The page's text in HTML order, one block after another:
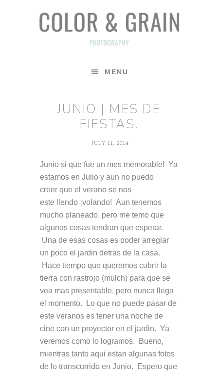
MENU
JUNIO | MES DE
FIESTAS!
JULY 11, 2014
Junio si que fue un mes memorable! Ya
estamos en Julio y aun no puedo
creer que el verano se nos
este llendo ¡volando! Aun tenemos
mucho planeado, pero me temo que
algunas cosas tendran que esperar.
Una de esas cosas es poder arreglar
un poco el jardin detras de la casa.
Hace tiempo que queremos cubrir la
tierra con rastrojo (mulch) para que se
vea mas presentable, pero nunca llega
el momento. Lo que no puede pasar de
este veranos es tener una noche de
cine con un proyector en el jardin. Ya
veremos como lo logramos. Bueno,
mientras tanto aqui estan algunas fotos
de lo transcurrido en Junio. Espero que